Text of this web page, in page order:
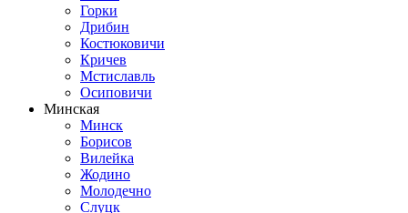
Горки
Дрибин
Костюковичи
Кричев
Мстиславль
Осиповичи
Минская
Минск
Борисов
Вилейка
Жодино
Молодечно
Слуцк